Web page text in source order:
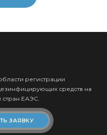
регистрации
средств на
стран ЕАЭС.
ЗАЯВКУ